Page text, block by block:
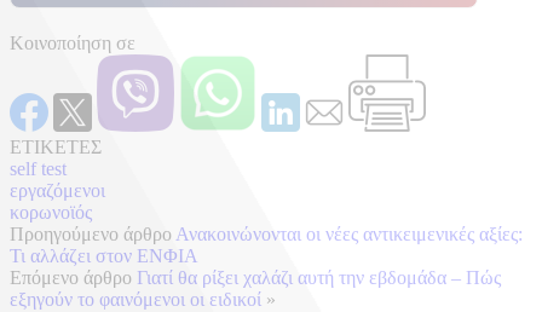
Κοινοποίηση σε
ΕΤΙΚΕΤΕΣ
self test
εργαζόμενοι
κορωνοϊός
Προηγούμενο άρθρο Ανακοινώνονται οι νέες αντικειμενικές αξίες:
Τι αλλάζει στον ΕΝΦΙΑ
Επόμενο άρθρο Γιατί θα ρίξει χαλάζι αυτή την εβδομάδα – Πώς
εξηγούν το φαινόμενοι οι ειδικοί »